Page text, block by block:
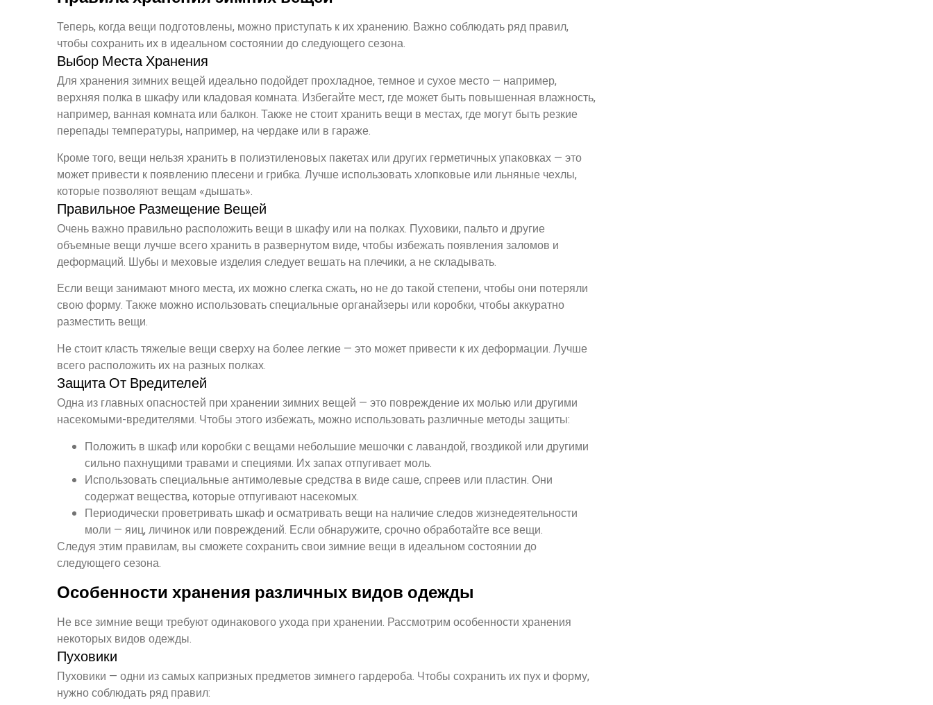
Теперь, когда вещи подготовлены, можно приступать к их хранению. Важно соблюдать ряд правил,
чтобы сохранить их в идеальном состоянии до следующего сезона.
Выбор Места Хранения
Для хранения зимних вещей идеально подойдет прохладное, темное и сухое место — например,
верхняя полка в шкафу или кладовая комната. Избегайте мест, где может быть повышенная влажность,
например, ванная комната или балкон. Также не стоит хранить вещи в местах, где могут быть резкие
перепады температуры, например, на чердаке или в гараже.
Кроме того, вещи нельзя хранить в полиэтиленовых пакетах или других герметичных упаковках — это
может привести к появлению плесени и грибка. Лучше использовать хлопковые или льняные чехлы,
которые позволяют вещам «дышать».
Правильное Размещение Вещей
Очень важно правильно расположить вещи в шкафу или на полках. Пуховики, пальто и другие
объемные вещи лучше всего хранить в развернутом виде, чтобы избежать появления заломов и
деформаций. Шубы и меховые изделия следует вешать на плечики, а не складывать.
Если вещи занимают много места, их можно слегка сжать, но не до такой степени, чтобы они потеряли
свою форму. Также можно использовать специальные органайзеры или коробки, чтобы аккуратно
разместить вещи.
Не стоит класть тяжелые вещи сверху на более легкие — это может привести к их деформации. Лучше
всего расположить их на разных полках.
Защита От Вредителей
Одна из главных опасностей при хранении зимних вещей — это повреждение их молью или другими
насекомыми-вредителями. Чтобы этого избежать, можно использовать различные методы защиты:
Положить в шкаф или коробки с вещами небольшие мешочки с лавандой, гвоздикой или другими
сильно пахнущими травами и специями. Их запах отпугивает моль.
Использовать специальные антимолевые средства в виде саше, спреев или пластин. Они
содержат вещества, которые отпугивают насекомых.
Периодически проветривать шкаф и осматривать вещи на наличие следов жизнедеятельности
моли — яиц, личинок или повреждений. Если обнаружите, срочно обработайте все вещи.
Следуя этим правилам, вы сможете сохранить свои зимние вещи в идеальном состоянии до
следующего сезона.
Особенности хранения различных видов одежды
Не все зимние вещи требуют одинакового ухода при хранении. Рассмотрим особенности хранения
некоторых видов одежды.
Пуховики
Пуховики — одни из самых капризных предметов зимнего гардероба. Чтобы сохранить их пух и форму,
нужно соблюдать ряд правил: